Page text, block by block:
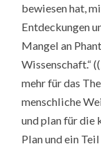
bewiesen hat,
Entdeckungen
Mangel an
Wissenschaft.“
mehr für das
menschliche
und plan für die
Plan und ein